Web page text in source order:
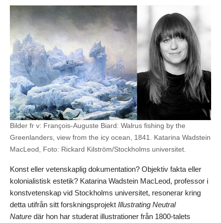
Bilder fr v: François-Auguste Biard: Walrus fishing by the
Greenlanders, view from the icy ocean, 1841. Katarina Wadstein
MacLeod, Foto: Rickard Kilström/Stockholms universitet.
Konst eller vetenskaplig dokumentation? Objektiv fakta eller
kolonialistisk estetik? Katarina Wadstein MacLeod, professor i
konstvetenskap vid Stockholms universitet, resonerar kring
detta utifrån sitt forskningsprojekt Illustrating Neutral
Nature där hon har studerat illustrationer från 1800-talets